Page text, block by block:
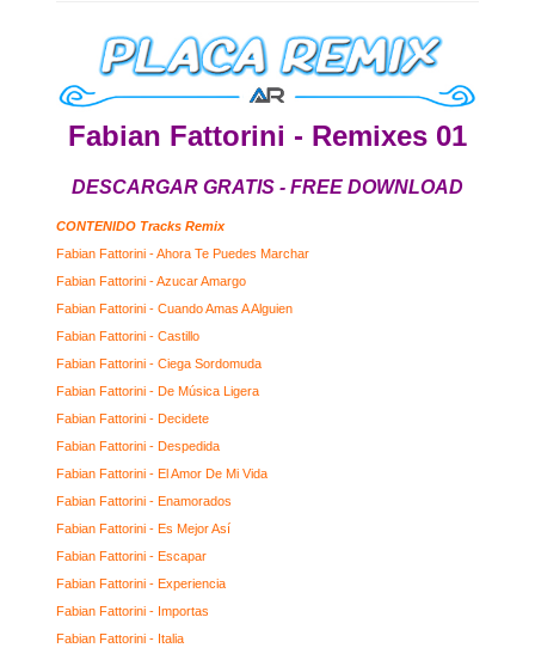
Fabian Fattorini - Remixes 01
DESCARGAR GRATIS - FREE DOWNLOAD
CONTENIDO Tracks Remix
Fabian Fattorini - Ahora Te Puedes Marchar
Fabian Fattorini - Azucar Amargo
Fabian Fattorini - Cuando Amas A Alguien
Fabian Fattorini - Castillo
Fabian Fattorini - Ciega Sordomuda
Fabian Fattorini - De Música Ligera
Fabian Fattorini - Decidete
Fabian Fattorini - Despedida
Fabian Fattorini - El Amor De Mi Vida
Fabian Fattorini - Enamorados
Fabian Fattorini - Es Mejor Así
Fabian Fattorini - Escapar
Fabian Fattorini - Experiencia
Fabian Fattorini - Importas
Fabian Fattorini - Italia